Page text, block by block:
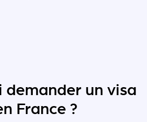
demander un visa
France ?